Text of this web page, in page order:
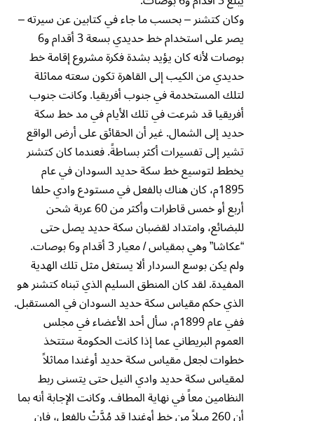
وكان كتشنر – بحسب ما جاء في كتابين عن سيرته –
يصر على استخدام خط حديدي بسعة 3 أقدام و6
بوصات لأنه كان يؤيد بشدة فكرة مشروع إقامة خط
حديدي من الكيب إلى القاهرة تكون سعته مماثلة
لتلك المستخدمة في جنوب أفريقيا. وكانت جنوب
أفريقيا قد شرعت في تلك الأيام في مد خط سكة
حديد إلى الشمال. غير أن الحقائق على أرض الواقع
تشير إلى تفسيرات أكثر بساطةً. فعندما كان كتشنر
يخطط لتوسيع خط سكة حديد السودان في عام
1895م، كان هناك بالفعل في مستودع وادي حلفا
أربع أو خمس قاطرات وأكثر من 60 عربة شحن
للبضائع، وامتداد لقضبان سكة حديد يصل حتى
“عكاشا” وهي بمقياس / معيار 3 أقدام و6 بوصات.
ولم يكن بوسع السردار ألا يستغل مثل تلك الهدية
المفيدة. لقد كان المنطق السليم الذي تبناه كتشنر هو
الذي حكم مقياس سكة حديد السودان في المستقبل.
ففي عام 1899م، سأل أحد الأعضاء في مجلس
العموم البريطاني عما إذا كانت الحكومة ستتخذ
خطوات لجعل مقياس سكة حديد أوغندا مماثلاً
لمقياس سكة حديد وادي النيل حتى يتسنى ربط
النظامين معاً في نهاية المطاف. وكانت الإجابة أنه بما